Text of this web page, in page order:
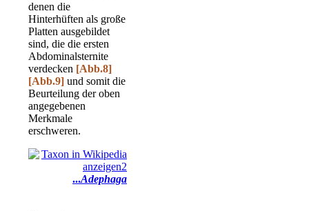
denen die
Hinterhüften als große
Platten ausgebildet
sind, die die ersten
Abdominalsternite
verdecken [Abb.8]
[Abb.9] und somit die
Beurteilung der oben
angegebenen
Merkmale
erschweren.
...Adephaga